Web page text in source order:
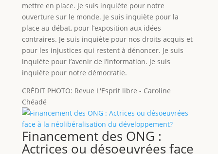
mettre en place. Je suis inquiète pour notre
ouverture sur le monde. Je suis inquiète pour la
place au débat, pour l’exposition aux idées
contraires. Je suis inquiète pour nos droits acquis et
pour les injustices qui restent à dénoncer. Je suis
inquiète pour l’avenir de l’information. Je suis
inquiète pour notre démocratie.
CRÉDIT PHOTO: Revue L'Esprit libre - Caroline
Chéadé
Financement des ONG :
Actrices ou désoeuvrées face